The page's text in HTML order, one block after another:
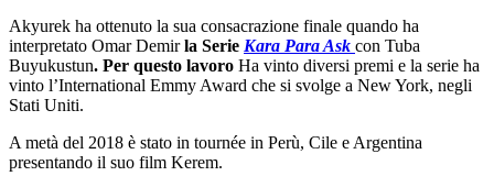
Akyurek ha ottenuto la sua consacrazione finale quando ha
interpretato Omar Demirla Serie Kara Para Ask con Tuba
Buyukustun. Per questo lavoro Ha vinto diversi premi e la serie ha
vinto l’International Emmy Award che si svolge a New York, negli
Stati Uniti.
A metà del 2018 è stato in tournée in Perù, Cile e Argentina
presentando il suo film Kerem.